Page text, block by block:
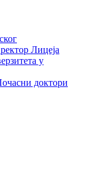
Лицеја
у
доктори